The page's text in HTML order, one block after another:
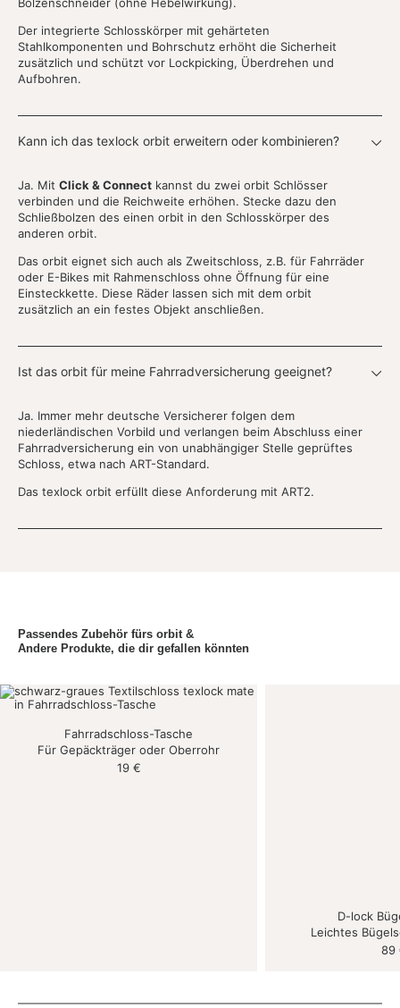
Der integrierte Schlosskörper mit gehärteten
Stahlkomponenten und Bohrschutz erhöht die Sicherheit
zusätzlich und schützt vor Lockpicking, Überdrehen und
Aufbohren.
Kann ich das texlock orbit erweitern oder kombinieren?
Ja. Mit Click & Connect kannst du zwei orbit Schlösser
verbinden und die Reichweite erhöhen. Stecke dazu den
Schließbolzen des einen orbit in den Schlosskörper des
anderen orbit.
Das orbit eignet sich auch als Zweitschloss, z.B. für Fahrräder
oder E-Bikes mit Rahmenschloss ohne Öffnung für eine
Einsteckkette. Diese Räder lassen sich mit dem orbit
zusätzlich an ein festes Objekt anschließen.
Ist das orbit für meine Fahrradversicherung geeignet?
Ja. Immer mehr deutsche Versicherer folgen dem
niederländischen Vorbild und verlangen beim Abschluss einer
Fahrradversicherung ein von unabhängiger Stelle geprüftes
Schloss, etwa nach ART-Standard.
Das texlock orbit erfüllt diese Anforderung mit ART2.
Passendes Zubehör fürs orbit &
Andere Produkte, die dir gefallen könnten
Fahrradschloss-Tasche
Für Gepäckträger oder Oberrohr
19 €
D-lock
Leichtes
89